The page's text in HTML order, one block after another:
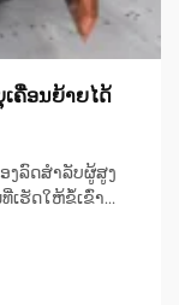
ຄື່ອນຍ້າຍໄດ້
ງລົດສຳລັບຜູ້ສູງ
ເຮັດໃຫ້ຂໍ້ເຂົ່າ
ນຸຍາດໃຫ້ຜູ້ຄົນຫັນ
ກຂຶ້ນ. ເມື່ອ...